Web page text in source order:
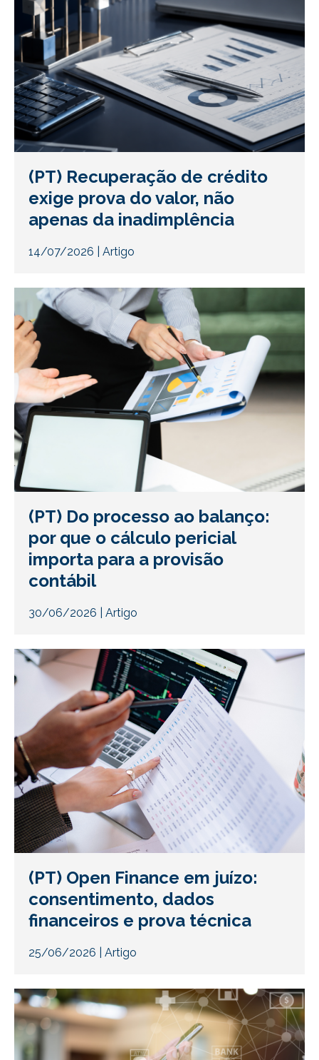
(PT) Recuperação de crédito
exige prova do valor, não
apenas da inadimplência
14/07/2026 Artigo
(PT) Do processo ao balanço:
por que o cálculo pericial
importa para a provisão
contábil
30/06/2026 Artigo
(PT) Open Finance em juízo:
consentimento, dados
financeiros e prova técnica
25/06/2026 Artigo